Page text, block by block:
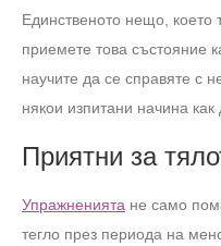
Единственото нещо, което
приемете това състояние
научите да се справяте с
някои изпитани начина как
Приятни за
Упражненията не само
тегло през периода на